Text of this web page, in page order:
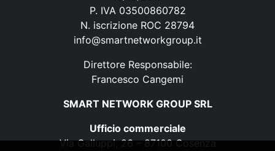
P. IVA 03500860782
N. iscrizione ROC 28794
info@smartnetworkgroup.it
Direttore Responsabile:
Francesco Cangemi
SMART NETWORK GROUP SRL
Ufficio commerciale
Via Galluppi, 26 – 87100 Cosenza